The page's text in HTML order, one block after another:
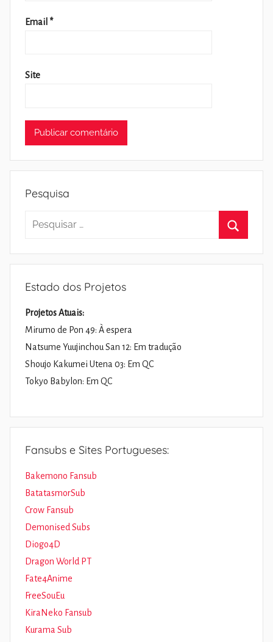
Email *
Site
Pesquisa
Pesquisar
Estado dos Projetos
Projetos Atuais:
Mirumo de Pon 49: À espera
Natsume Yuujinchou San 12: Em tradução
Shoujo Kakumei Utena 03: Em QC
Tokyo Babylon: Em QC
Fansubs e Sites Portugueses:
Bakemono Fansub
BatatasmorSub
Crow Fansub
Demonised Subs
Diogo4D
Dragon World PT
Fate4Anime
FreeSouEu
KiraNeko Fansub
Kurama Sub